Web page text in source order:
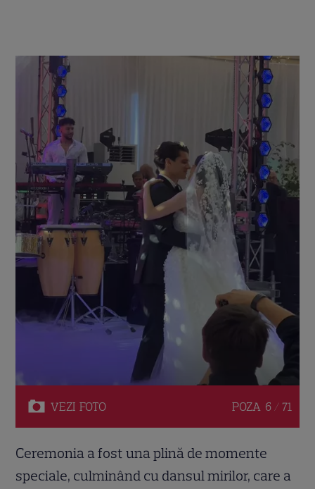
VEZI FOTO POZA 6 / 71
Ceremonia a fost una plină de momente
speciale, culminând cu dansul mirilor, care a